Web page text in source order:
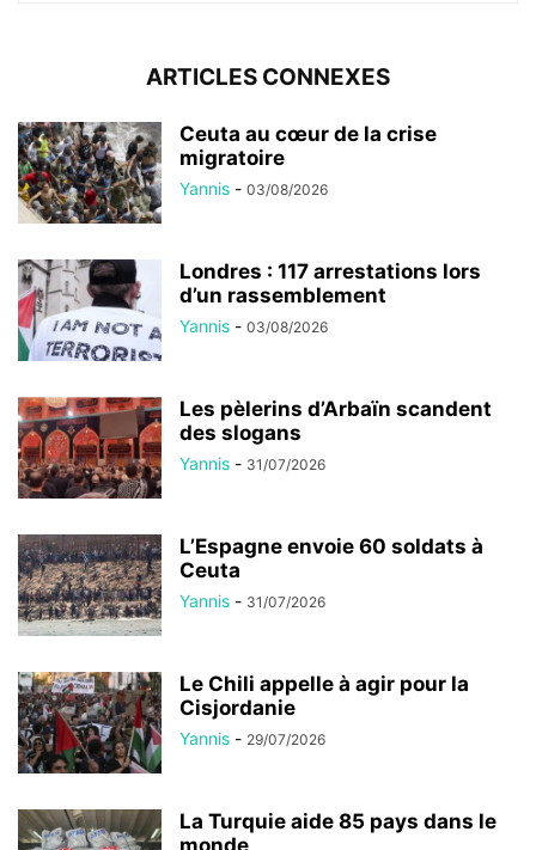
ARTICLES CONNEXES
Ceuta au cœur de la crise
migratoire
Yannis - 03/08/2026
Londres : 117 arrestations lors
d’un rassemblement
Yannis - 03/08/2026
Les pèlerins d’Arbaïn scandent
des slogans
Yannis - 31/07/2026
L’Espagne envoie 60 soldats à
Ceuta
Yannis - 31/07/2026
Le Chili appelle à agir pour la
Cisjordanie
Yannis - 29/07/2026
La Turquie aide 85 pays dans le
monde